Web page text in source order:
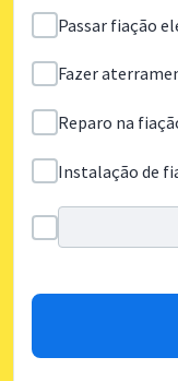
Passar fiação
Fazer
Reparo na
Instalação de